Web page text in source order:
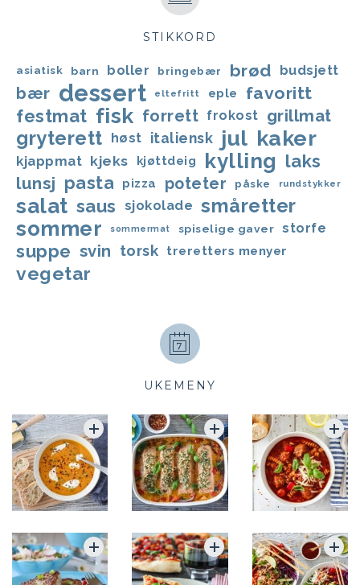
STIKKORD
asiatisk barn boller bringebær brød budsjett
bær dessert eltefritt eple favoritt
festmat fisk forrett frokost grillmat
gryterett høst italiensk jul kaker
kjappmat kjeks kjøttdeig kylling laks
lunsj pasta pizza poteter påske rundstykker
salat saus sjokolade småretter
sommer sommermat spiselige gaver storfe
suppe svin torsk treretters menyer
vegetar
UKEMENY